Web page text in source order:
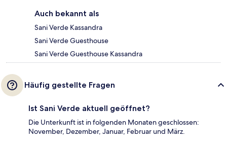
Auch bekannt als
Sani Verde Kassandra
Sani Verde Guesthouse
Sani Verde Guesthouse Kassandra
Häufig gestellte Fragen
Ist Sani Verde aktuell geöffnet?
Die Unterkunft ist in folgenden Monaten geschlossen:
November, Dezember, Januar, Februar und März.